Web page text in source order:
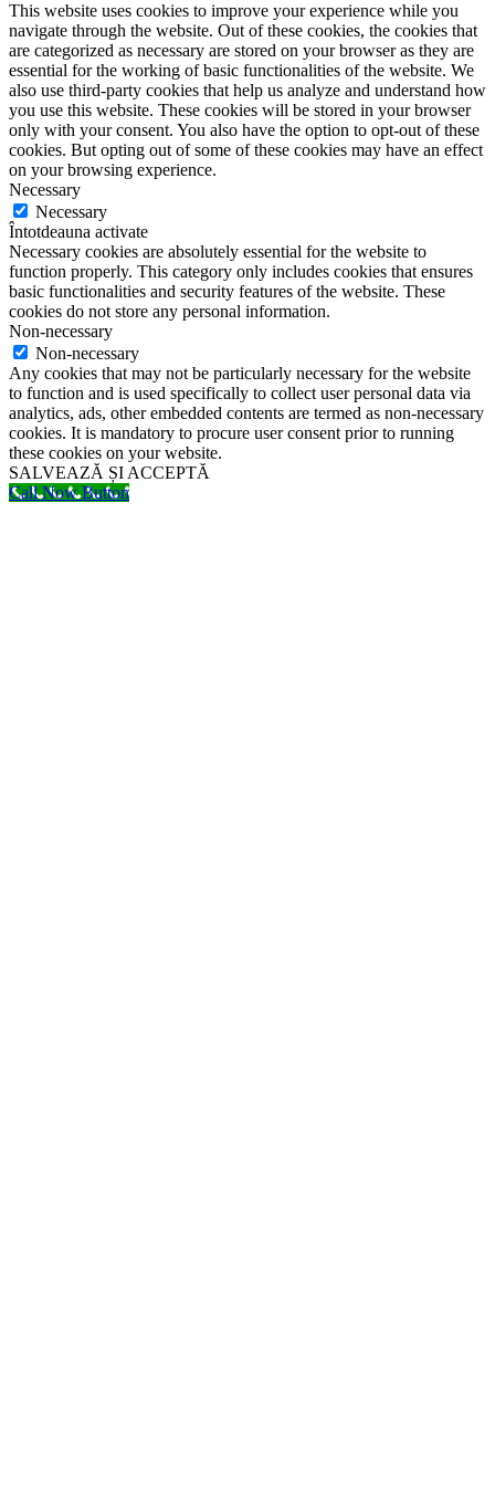
This website uses cookies to improve your experience while you
navigate through the website. Out of these cookies, the cookies that
are categorized as necessary are stored on your browser as they are
essential for the working of basic functionalities of the website. We
also use third-party cookies that help us analyze and understand how
you use this website. These cookies will be stored in your browser
only with your consent. You also have the option to opt-out of these
cookies. But opting out of some of these cookies may have an effect
on your browsing experience.
Necessary
Necessary
Întotdeauna activate
Necessary cookies are absolutely essential for the website to
function properly. This category only includes cookies that ensures
basic functionalities and security features of the website. These
cookies do not store any personal information.
Non-necessary
Non-necessary
Any cookies that may not be particularly necessary for the website
to function and is used specifically to collect user personal data via
analytics, ads, other embedded contents are termed as non-necessary
cookies. It is mandatory to procure user consent prior to running
these cookies on your website.
SALVEAZĂ ȘI ACCEPTĂ
Call Now Button